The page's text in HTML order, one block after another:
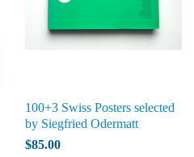
100+3 Swiss Posters selected
by Siegfried Odermatt
$85.00